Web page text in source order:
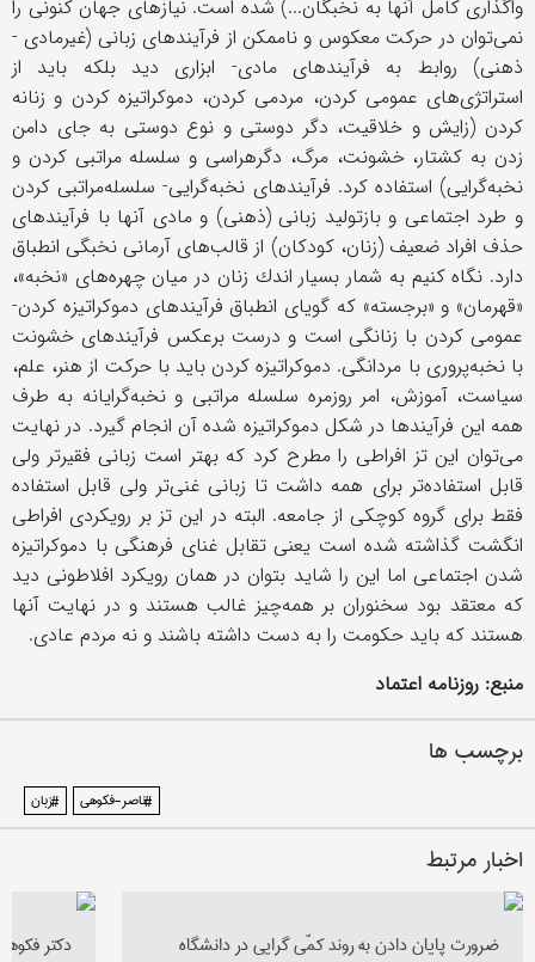
واگذاری كامل آنها به نخبگان...) شده است. نیازهای جهان كنونی را
نمی‌توان در حركت معكوس و ناممكن از فرآیندهای زبانی (غیرمادی -
ذهنی) روابط به فرآیندهای مادی- ابزاری دید بلكه باید از
استراتژی‌های عمومی كردن، مردمی كردن، دموكراتیزه كردن و زنانه
كردن (زایش و خلاقیت، دگر دوستی و نوع دوستی به جای دامن
زدن به كشتار، خشونت، مرگ، دگرهراسی و سلسله مراتبی كردن و
نخبه‌گرایی) استفاده كرد. فرآیندهای نخبه‌گرایی- سلسله‌مراتبی كردن
و طرد اجتماعی و بازتولید زبانی (ذهنی) و مادی آنها با فرآیندهای
حذف افراد ضعیف (زنان، كودكان) از قالب‌های آرمانی نخبگی انطباق
دارد. نگاه كنیم به شمار بسیار اندك زنان در میان چهره‌های «نخبه»،
«قهرمان» و «برجسته» كه گویای انطباق فرآیندهای دموكراتیزه كردن-
عمومی كردن با زنانگی است و درست برعكس فرآیندهای خشونت
با نخبه‌پروری با مردانگی. دموكراتیزه كردن باید با حركت از هنر، علم،
سیاست، آموزش، امر روزمره سلسله مراتبی و نخبه‌گرایانه به طرف
همه این فرآیندها در شكل دموكراتیزه شده آن انجام گیرد. در نهایت
می‌توان این تز افراطی را مطرح كرد كه بهتر است زبانی فقیرتر ولی
قابل استفاده‌تر برای همه داشت تا زبانی غنی‌تر ولی قابل استفاده
فقط برای گروه كوچكی از جامعه. البته در این تز بر رویكردی افراطی
انگشت گذاشته شده است یعنی تقابل غنای فرهنگی با دموكراتیزه
شدن اجتماعی اما این را شاید بتوان در همان رویكرد افلاطونی دید
كه معتقد بود سخنوران بر همه‌چیز غالب هستند و در نهایت آنها
هستند كه باید حكومت را به دست داشته باشند و نه مردم عادی.
منبع: روزنامه اعتماد
برچسب ها
#ناصر-فکوهی #زبان
اخبار مرتبط
ضرورت پایان دادن به روند كمّی گرایی در دانشگاه
دکتر